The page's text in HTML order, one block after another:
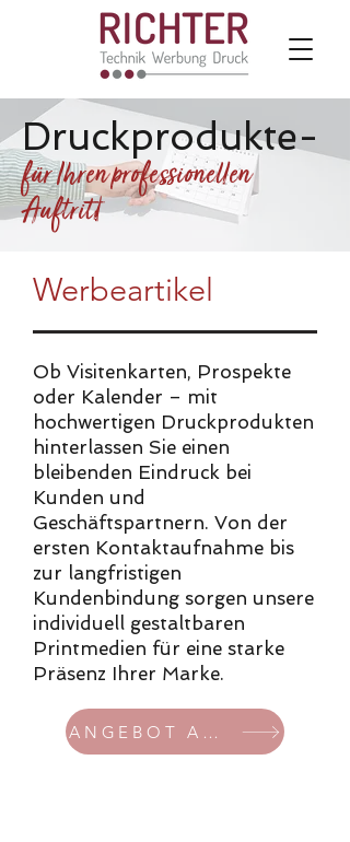
Druckprodukte-
für Ihren professionellen
Auftritt
Werbeartikel
Ob Visitenkarten, Prospekte
oder Kalender – mit
hochwertigen Druckprodukten
hinterlassen Sie einen
bleibenden Eindruck bei
Kunden und
Geschäftspartnern. Von der
ersten Kontaktaufnahme bis
zur langfristigen
Kundenbindung sorgen unsere
individuell gestaltbaren
Printmedien für eine starke
Präsenz Ihrer Marke.
ANGEBOT ANFORDERN